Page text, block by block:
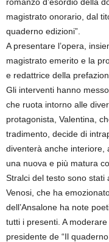
magistrato onorario, dal
quaderno edizioni”.
A presentare l’opera,
magistrato emerito e la
e redattrice della
Gli interventi hanno
che ruota intorno alle
protagonista, Valentina,
tradimento, decide di
diventerà anche interiore,
una nuova e più matura
Stralci del testo sono stati
Venosi, che ha
dell’Ansalone ha note
tutti i presenti. A
presidente de “Il quaderno